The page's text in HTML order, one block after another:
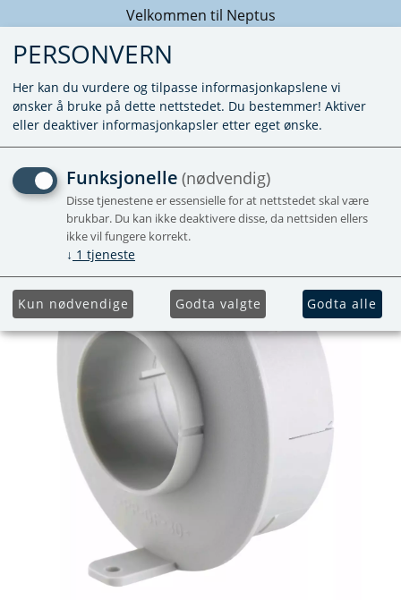
Velkommen til Neptus
REDUKSJON
PERSONVERN
Her kan du vurdere og tilpasse informasjonkapslene vi
ønsker å bruke på dette nettstedet. Du bestemmer! Aktiver
eller deaktiver informasjonkapsler etter eget ønske.
Funksjonelle (nødvendig)
Disse tjenestene er essensielle for at nettstedet skal være
brukbar. Du kan ikke deaktivere disse, da nettsiden ellers
ikke vil fungere korrekt.
↓ 1 tjeneste
Kun nødvendige Godta valgte Godta alle